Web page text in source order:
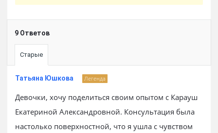
9 Ответов
Старые
Татьяна Юшкова Легенда
Девочки, хочу поделиться своим опытом с Карауш
Екатериной Александровной. Консультация была
настолько поверхностной, что я ушла с чувством